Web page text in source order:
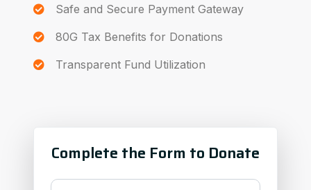
Safe and Secure Payment Gateway
80G Tax Benefits for Donations
Transparent Fund Utilization
Complete the Form to Donate